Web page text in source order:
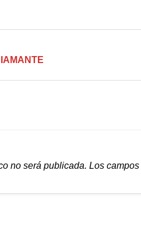
no será publicada. Los